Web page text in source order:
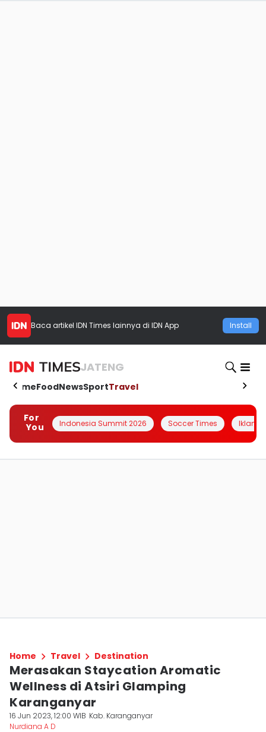
Baca artikel IDN Times lainnya di IDN App Install
JATENG
HomeFoodNewsSportTravel
For
You
Indonesia Summit 2026 Soccer Times Iklanin
Home Travel Destination
Merasakan Staycation Aromatic
Wellness di Atsiri Glamping
Karanganyar
16 Jun 2023, 12:00 WIB Kab. Karanganyar
Nurdiana A D